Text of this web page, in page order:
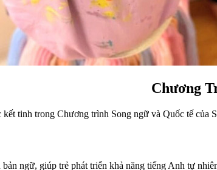
Chương
tinh trong Chương trình Song ngữ và Quốc tế
ngữ, giúp trẻ phát triển khả năng tiếng Anh tự